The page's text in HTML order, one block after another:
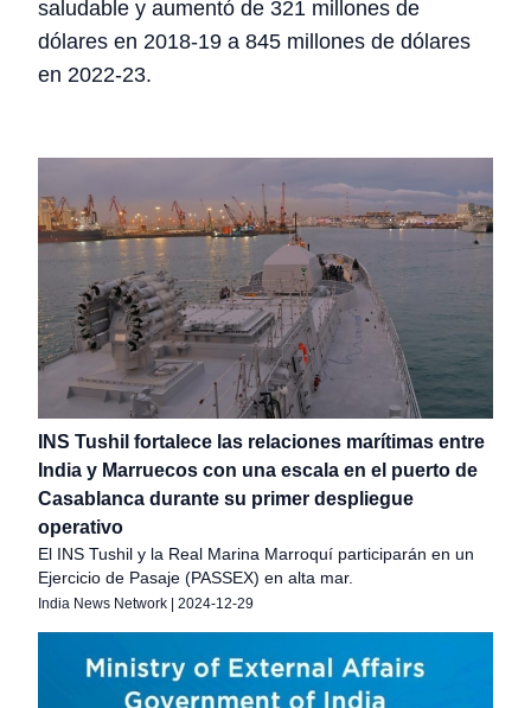
saludable y aumentó de 321 millones de
dólares en 2018-19 a 845 millones de dólares
en 2022-23.
INS Tushil fortalece las relaciones marítimas entre
India y Marruecos con una escala en el puerto de
Casablanca durante su primer despliegue
operativo
El INS Tushil y la Real Marina Marroquí participarán en un
Ejercicio de Pasaje (PASSEX) en alta mar.
India News Network | 2024-12-29